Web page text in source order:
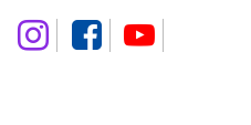
instagram